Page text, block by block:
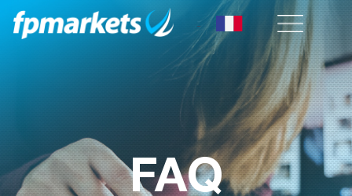
FAQ